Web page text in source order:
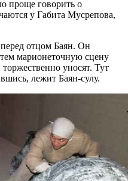
проще говорить о
у Габита Мусрепова,
отцом Баян. Он
марионеточную сцену
уносят. Тут
лежит Баян-сулу.